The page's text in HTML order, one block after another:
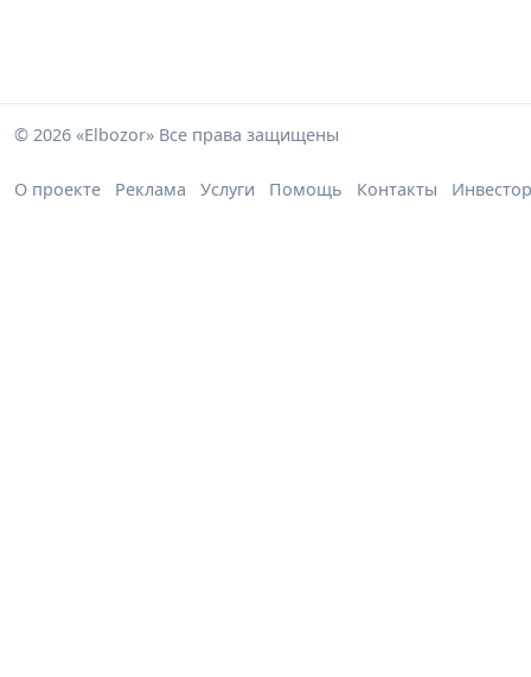
© 2026 «Elbozor» Все права защищены
О проекте Реклама Услуги Помощь Контакты